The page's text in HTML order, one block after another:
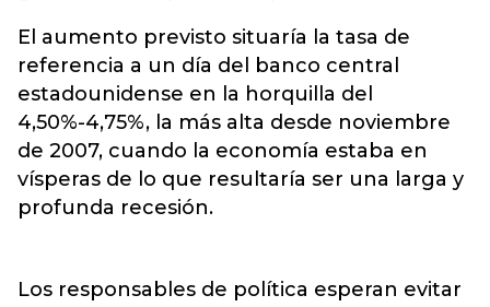
El aumento previsto situaría la tasa de
referencia a un día del banco central
estadounidense en la horquilla del
4,50%-4,75%, la más alta desde noviembre
de 2007, cuando la economía estaba en
vísperas de lo que resultaría ser una larga y
profunda recesión.
Los responsables de política esperan evitar